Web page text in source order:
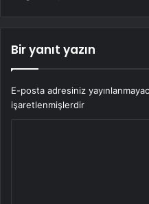
Bir yanıt yazın
E-posta adresiniz
işaretlenmişlerdir